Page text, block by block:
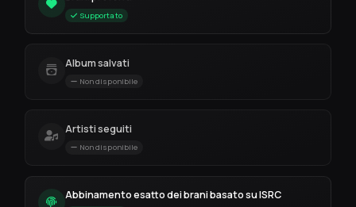
Supportato
Album salvati
Non disponibile
Artisti seguiti
Non disponibile
Abbinamento esatto dei brani basato su ISRC